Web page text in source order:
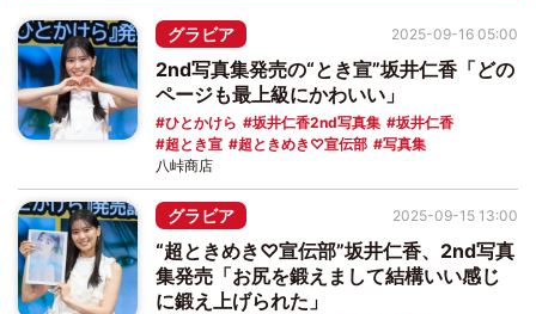
グラビア
2nd写真集発売の“とき宣”坂井仁香「どの
ページも最上級にかわいい」
ひとかけら 坂井仁香2nd写真集
坂井仁香
超とき宣
超ときめき♡宣伝部 写真集
2025-09-16 05:00
八峠商店
グラビア
“超ときめき♡宣伝部”坂井仁香、2nd写真
集発売「お尻を鍛えまして結構いい感じ
に鍛え上げられた」
2025-09-15 13:00